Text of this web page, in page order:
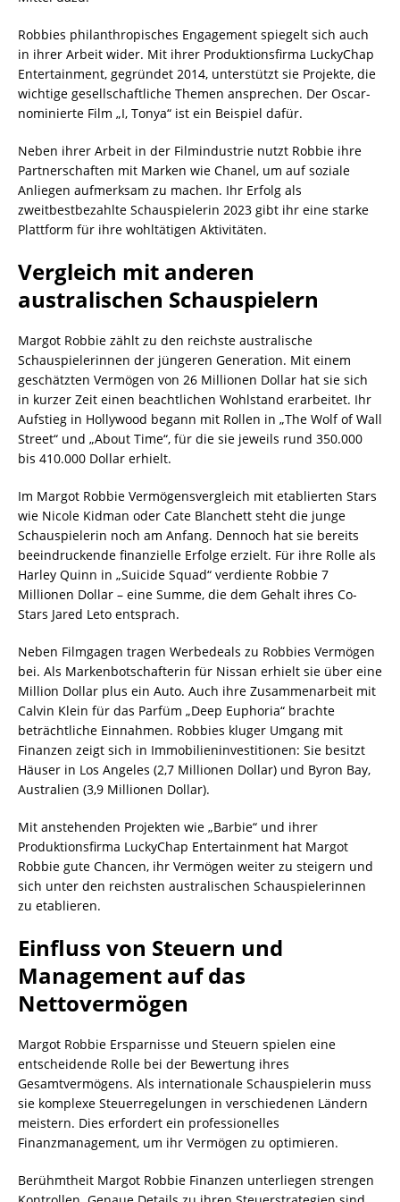
Robbies philanthropisches Engagement spiegelt sich auch
in ihrer Arbeit wider. Mit ihrer Produktionsfirma LuckyChap
Entertainment, gegründet 2014, unterstützt sie Projekte, die
wichtige gesellschaftliche Themen ansprechen. Der Oscar-
nominierte Film „I, Tonya“ ist ein Beispiel dafür.
Neben ihrer Arbeit in der Filmindustrie nutzt Robbie ihre
Partnerschaften mit Marken wie Chanel, um auf soziale
Anliegen aufmerksam zu machen. Ihr Erfolg als
zweitbestbezahlte Schauspielerin 2023 gibt ihr eine starke
Plattform für ihre wohltätigen Aktivitäten.
Vergleich mit anderen
australischen Schauspielern
Margot Robbie zählt zu den reichste australische
Schauspielerinnen der jüngeren Generation. Mit einem
geschätzten Vermögen von 26 Millionen Dollar hat sie sich
in kurzer Zeit einen beachtlichen Wohlstand erarbeitet. Ihr
Aufstieg in Hollywood begann mit Rollen in „The Wolf of Wall
Street“ und „About Time“, für die sie jeweils rund 350.000
bis 410.000 Dollar erhielt.
Im Margot Robbie Vermögensvergleich mit etablierten Stars
wie Nicole Kidman oder Cate Blanchett steht die junge
Schauspielerin noch am Anfang. Dennoch hat sie bereits
beeindruckende finanzielle Erfolge erzielt. Für ihre Rolle als
Harley Quinn in „Suicide Squad“ verdiente Robbie 7
Millionen Dollar – eine Summe, die dem Gehalt ihres Co-
Stars Jared Leto entsprach.
Neben Filmgagen tragen Werbedeals zu Robbies Vermögen
bei. Als Markenbotschafterin für Nissan erhielt sie über eine
Million Dollar plus ein Auto. Auch ihre Zusammenarbeit mit
Calvin Klein für das Parfüm „Deep Euphoria“ brachte
beträchtliche Einnahmen. Robbies kluger Umgang mit
Finanzen zeigt sich in Immobilieninvestitionen: Sie besitzt
Häuser in Los Angeles (2,7 Millionen Dollar) und Byron Bay,
Australien (3,9 Millionen Dollar).
Mit anstehenden Projekten wie „Barbie“ und ihrer
Produktionsfirma LuckyChap Entertainment hat Margot
Robbie gute Chancen, ihr Vermögen weiter zu steigern und
sich unter den reichsten australischen Schauspielerinnen
zu etablieren.
Einfluss von Steuern und
Management auf das
Nettovermögen
Margot Robbie Ersparnisse und Steuern spielen eine
entscheidende Rolle bei der Bewertung ihres
Gesamtvermögens. Als internationale Schauspielerin muss
sie komplexe Steuerregelungen in verschiedenen Ländern
meistern. Dies erfordert ein professionelles
Finanzmanagement, um ihr Vermögen zu optimieren.
Berühmtheit Margot Robbie Finanzen unterliegen strengen